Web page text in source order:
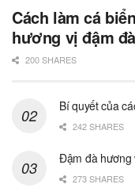
Cách làm cá
hương vị đậm đà
200 SHARES
Bí quyết của
242 SHARES
Đậm đà hương
273 SHARES